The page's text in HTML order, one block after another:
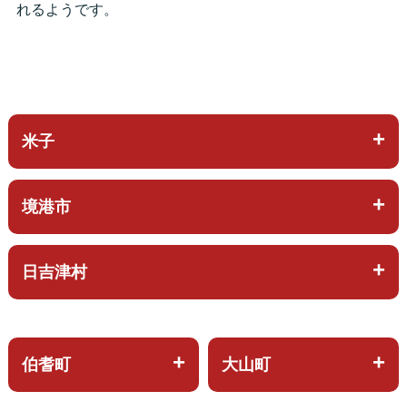
れるようです。
米子
境港市
日吉津村
伯耆町 大山町